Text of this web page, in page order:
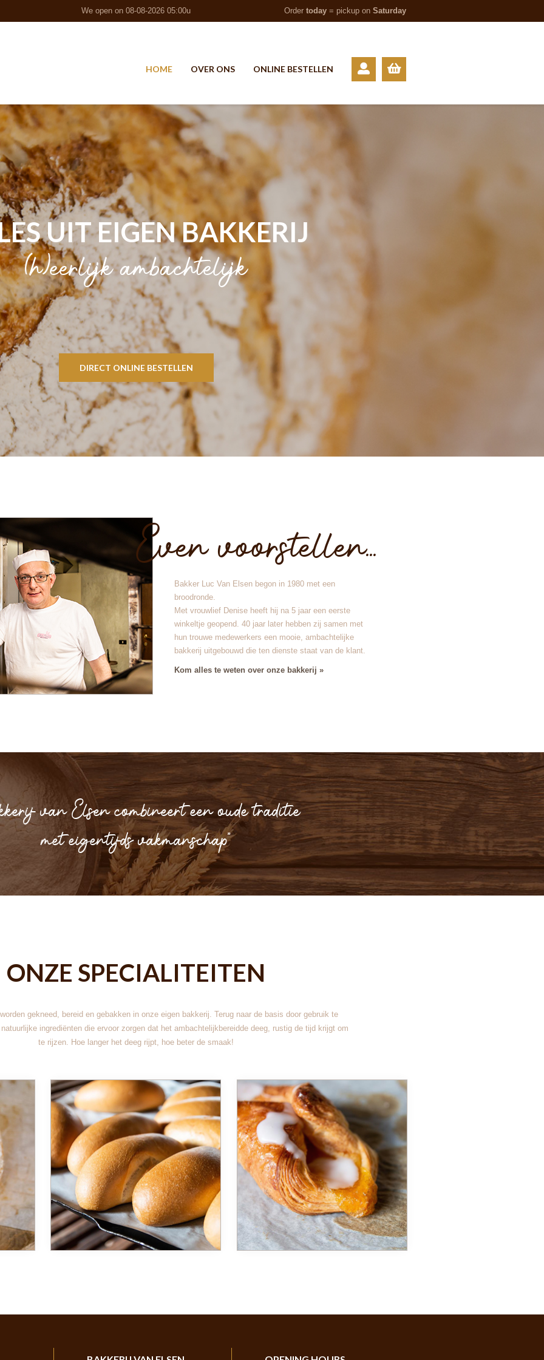
We open on 08-08-2026 05:00u Order today= pickup on Saturday
HOME OVER ONS ONLINE BESTELLEN
UIT EIGEN BAKKERIJ
(h)eerlijk ambachtelijk
DIRECT ONLINE BESTELLEN
Even voorstellen...
Bakker Luc Van Elsen begon in 1980 met een
broodronde.
Met vrouwlief Denise heeft hij na 5 jaar een eerste
winkeltje geopend. 40 jaar later hebben zij samen met
hun trouwe medewerkers een mooie, ambachtelijke
bakkerij uitgebouwd die ten dienste staat van de klant.
Kom alles te weten over onze bakkerij »
van Elsen combineert een oude traditie
met eigentijds vakmanschap"
ONZE SPECIALITEITEN
gekneed, bereid en gebakken in onze eigen bakkerij. Terug naar de basis door gebruik te
ingrediënten die ervoor zorgen dat het ambachtelijkbereidde deeg, rustig de tijd krijgt om
te rijzen. Hoe langer het deeg rijpt, hoe beter de smaak!